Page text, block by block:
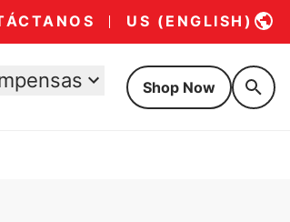
US (ENGLISH)
Shop Now